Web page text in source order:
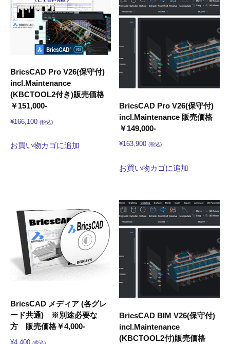
BricsCAD Pro V26(保守付)
incl.Maintenance
(KBCTOOL2付き)販売価格
￥151,000-
¥166,100 (税込)
お買い物カゴに追加
BricsCAD Pro V26(保守付)
incl.Maintenance 販売価格
￥149,000-
¥163,900 (税込)
お買い物カゴに追加
BricsCAD メディア (各グレ
ード共通) ※別途必要な
方 販売価格￥4,000-
¥4,400 (税込)
BricsCAD BIM V26(保守付)
incl.Maintenance
(KBCTOOL2付)販売価格